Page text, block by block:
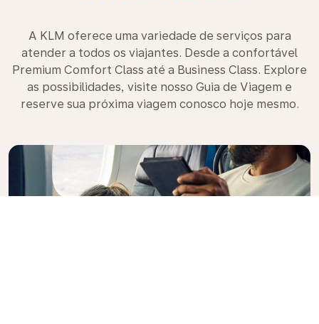
A KLM oferece uma variedade de serviços para
atender a todos os viajantes. Desde a confortável
Premium Comfort Class até a Business Class. Explore
as possibilidades, visite nosso Guia de Viagem e
reserve sua próxima viagem conosco hoje mesmo.